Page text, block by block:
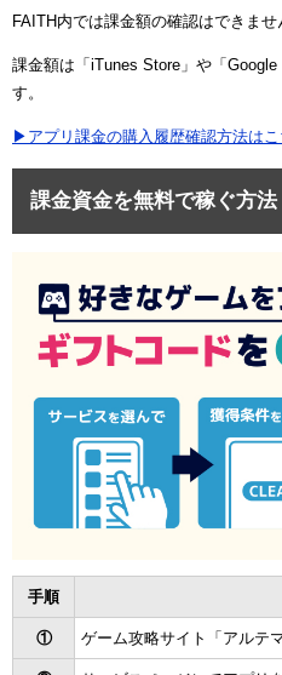
FAITH内では課金額の確認はできませ
課金額は「iTunes Store」や「
す。
▶アプリ課金の購入履歴確認方法はこ
課金資金を無料で稼ぐ方法
手順
① ゲーム攻略サイト「アルテ